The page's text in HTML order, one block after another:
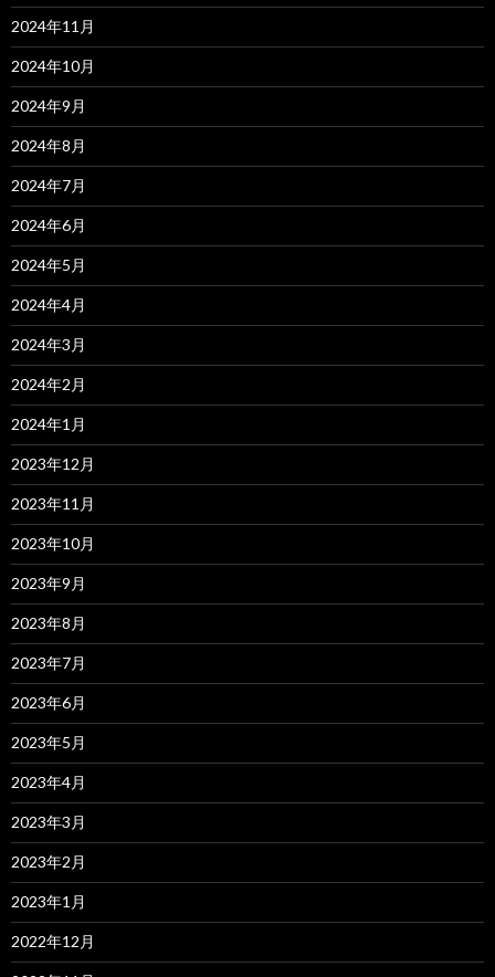
2024年11月
2024年10月
2024年9月
2024年8月
2024年7月
2024年6月
2024年5月
2024年4月
2024年3月
2024年2月
2024年1月
2023年12月
2023年11月
2023年10月
2023年9月
2023年8月
2023年7月
2023年6月
2023年5月
2023年4月
2023年3月
2023年2月
2023年1月
2022年12月